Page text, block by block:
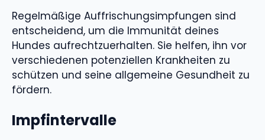
Regelmäßige Auffrischungsimpfungen sind
entscheidend, um die Immunität deines
Hundes aufrechtzuerhalten. Sie helfen, ihn vor
verschiedenen potenziellen Krankheiten zu
schützen und seine allgemeine Gesundheit zu
fördern.
Impfintervalle